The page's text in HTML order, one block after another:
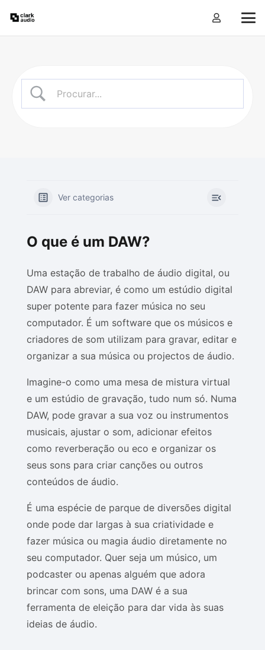
Ver categorias
O que é um DAW?
Uma estação de trabalho de áudio digital, ou
DAW para abreviar, é como um estúdio digital
super potente para fazer música no seu
computador. É um software que os músicos e
criadores de som utilizam para gravar, editar e
organizar a sua música ou projectos de áudio.
Imagine-o como uma mesa de mistura virtual
e um estúdio de gravação, tudo num só. Numa
DAW, pode gravar a sua voz ou instrumentos
musicais, ajustar o som, adicionar efeitos
como reverberação ou eco e organizar os
seus sons para criar canções ou outros
conteúdos de áudio.
É uma espécie de parque de diversões digital
onde pode dar largas à sua criatividade e
fazer música ou magia áudio diretamente no
seu computador. Quer seja um músico, um
podcaster ou apenas alguém que adora
brincar com sons, uma DAW é a sua
ferramenta de eleição para dar vida às suas
ideias de áudio.